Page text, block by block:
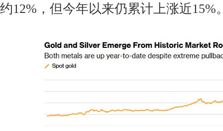
约12%，但今年以来仍累计上涨近15%